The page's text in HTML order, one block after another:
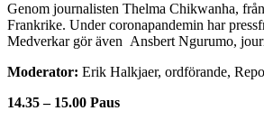
Genom journalisten Thelma Chikwanha,
Frankrike. Under coronapandemin har
Medverkar gör även Ansbert Ngurumo,
Moderator: Erik Halkjaer, ordförande,
14.35 – 15.00 Paus